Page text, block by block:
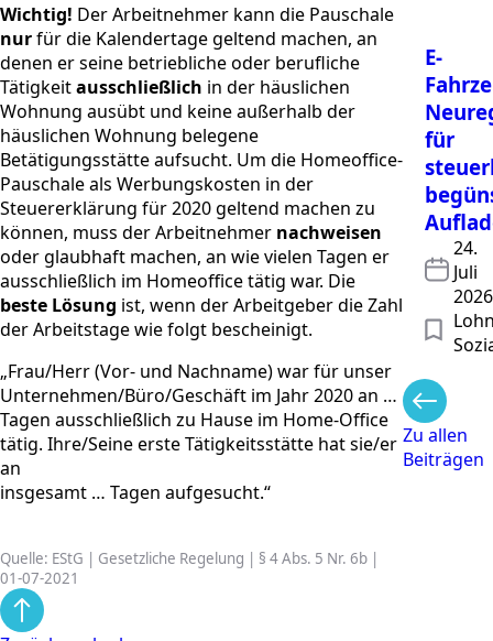
Wichtig! Der Arbeitnehmer kann die Pauschale
nurfür die Kalendertage geltend machen, an
denen er seine betriebliche oder berufliche
Tätigkeitausschließlich in der häuslichen
Wohnung ausübt und keine außerhalb der
häuslichen Wohnung belegene
Betätigungsstätte aufsucht. Um die Homeoffice-
Pauschale als Werbungskosten in der
Steuererklärung für 2020 geltend machen zu
können, muss der Arbeitnehmer nachweisen
oder glaubhaft machen, an wie vielen Tagen er
ausschließlich im Homeoffice tätig war. Die
beste Lösung ist, wenn der Arbeitgeber die Zahl
der Arbeitstage wie folgt bescheinigt.
„Frau/Herr (Vor- und Nachname) war für unser
Unternehmen/Büro/Geschäft im Jahr 2020 an …
Tagen ausschließlich zu Hause im Home-Office
tätig. Ihre/Seine erste Tätigkeitsstätte hat sie/er
an
insgesamt … Tagen aufgesucht.“
Quelle: EStG | Gesetzliche Regelung | § 4 Abs. 5 Nr. 6b |
01-07-2021
E-
für
24.
Juli
2026
Zu allen
Beiträgen